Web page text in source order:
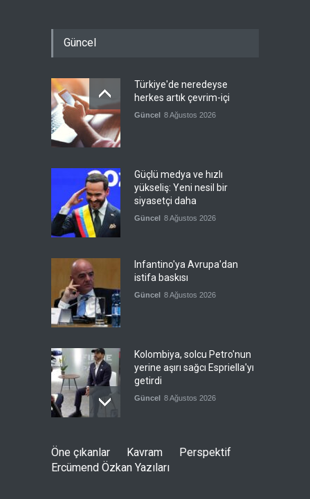
Güncel
Türkiye'de neredeyse
herkes artık çevrim-içi
Güncel 8 Ağustos 2026
Güçlü medya ve hızlı
yükseliş: Yeni nesil bir
siyasetçi daha
Güncel 8 Ağustos 2026
Infantino'ya Avrupa'dan
istifa baskısı
Güncel 8 Ağustos 2026
Kolombiya, solcu Petro'nun
yerine aşırı sağcı Espriella'yı
getirdi
Güncel 8 Ağustos 2026
Mekke Anlaşmasını övdü
Öne çıkanlar Kavram
Perspektif
Ercümend Özkan Yazıları